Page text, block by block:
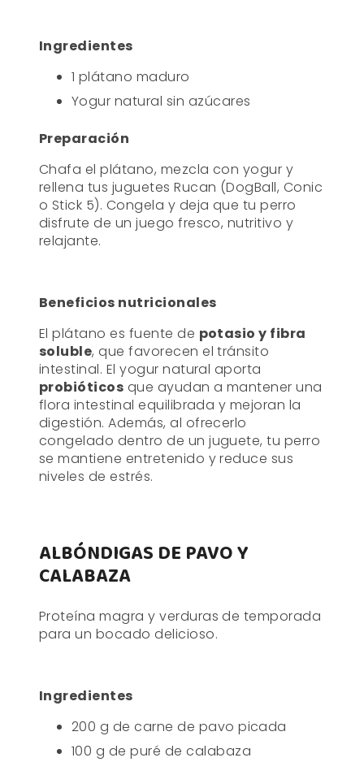
Ingredientes
1 plátano maduro
Yogur natural sin azúcares
Preparación
Chafa el plátano, mezcla con yogur y
rellena tus juguetes Rucan (DogBall, Conic
o Stick 5). Congela y deja que tu perro
disfrute de un juego fresco, nutritivo y
relajante.
Beneficios nutricionales
El plátano es fuente de potasio y fibra
soluble, que favorecen el tránsito
intestinal. El yogur natural aporta
probióticos que ayudan a mantener una
flora intestinal equilibrada y mejoran la
digestión. Además, al ofrecerlo
congelado dentro de un juguete, tu perro
se mantiene entretenido y reduce sus
niveles de estrés.
ALBÓNDIGAS DE PAVO Y
CALABAZA
Proteína magra y verduras de temporada
para un bocado delicioso.
Ingredientes
200 g de carne de pavo picada
100 g de puré de calabaza